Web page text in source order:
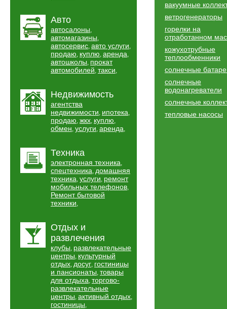
Авто
автосалоны,
автомагазины,
автосервис, авто услуги,
продаю, куплю, аренда,
автошколы, прокат
автомобилей, такси,
Недвижимость
агентства
недвижимости, ипотека,
продаю, жкх, куплю,
обмен, услуги, аренда,
Техника
электронная техника,
спецтехника, домашняя
техника, услуги, ремонт
мобильных телефонов,
Ремонт бытовой
техники,
Отдых и
развлечения
клубы, развлекательные
центры, культурный
отдых, досуг, гостиницы
и пансионаты, товары
для отдыха, торгово-
развлекательные
центры, активный отдых,
гостиницы,
вакуумные
ветрогенераторы
горелки на
отработанном
кожухотрубные
теплообменники
солнечные
солнечные
водонагреватели
солнечные
тепловые насосы